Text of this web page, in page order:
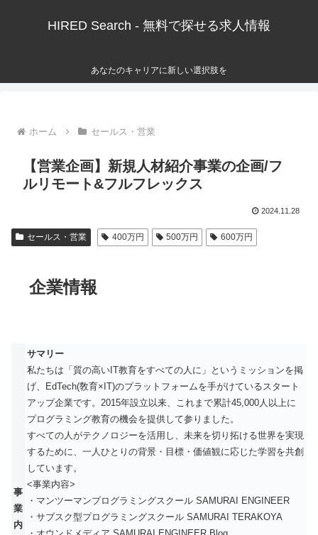
HIRED Search - 無料で探せる求人情報
あなたのキャリアに新しい選択肢を
ホーム セールス・営業
【営業企画】新規人材紹介事業の企画/フ
ルリモート&フルフレックス
2024.11.28
セールス・営業 400万円 500万円 600万円
企業情報
事
業
内
サマリー
私たちは「質の高いIT教育をすべての人に」というミッションを掲
げ、EdTech(敎育×IT)のプラットフォームを手がけているスタート
アップ企業です。2015年設立以来、これまで累計45,000人以上に
プログラミング教育の機会を提供して参りました。
すべての人がテクノロジーを活用し、未来を切り拓ける世界を実現
するために、一人ひとりの背景・目標・価値観に応じた学習を共創
しています。
<事業内容>
・マンツーマンプログラミングスクール SAMURAI ENGINEER
・サブスク型プログラミングスクール SAMURAI TERAKOYA